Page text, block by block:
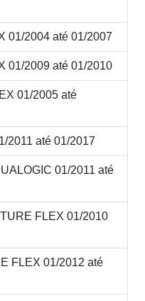
01/2004 até 01/2007
01/2009 até 01/2010
01/2005 até
2011 até 01/2017
01/2011 até
FLEX 01/2010
FLEX 01/2012 até